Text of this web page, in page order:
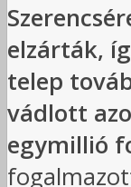
elzárták,
telep
vádlott
egymillió